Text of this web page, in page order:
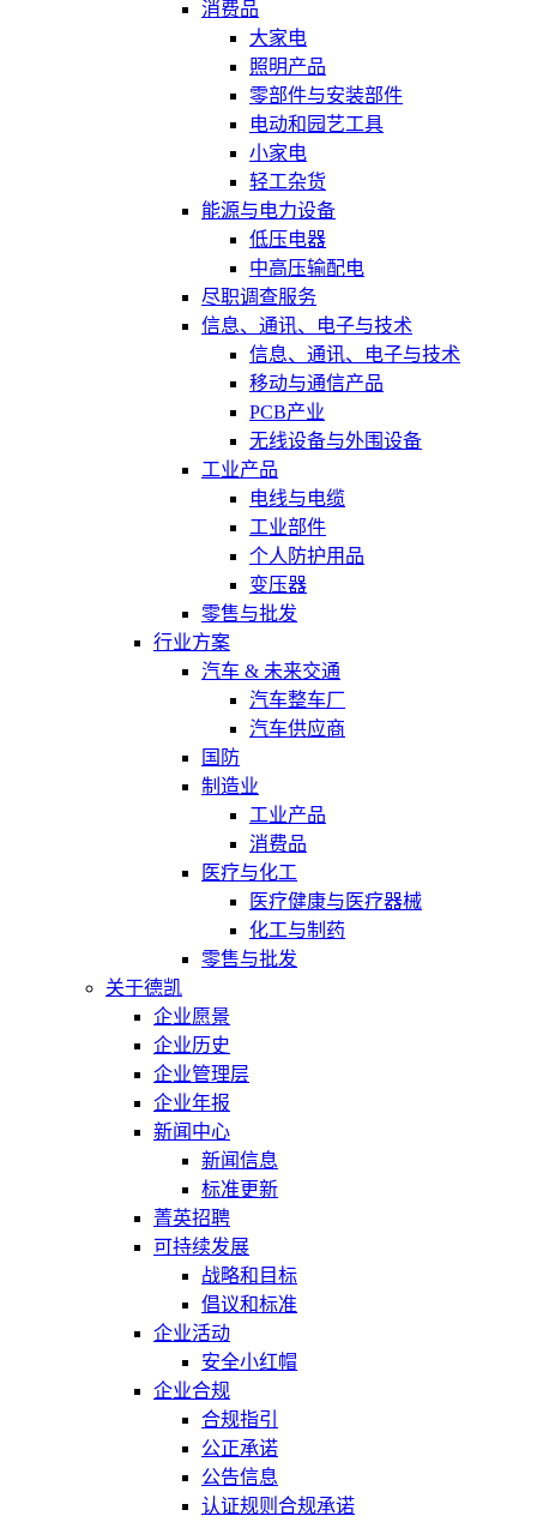
消费品
大家电
照明产品
零部件与安装部件
电动和园艺工具
小家电
轻工杂货
能源与电力设备
低压电器
中高压输配电
尽职调查服务
信息、通讯、电子与技术
信息、通讯、电子与技术
移动与通信产品
PCB产业
无线设备与外围设备
工业产品
电线与电缆
工业部件
个人防护用品
变压器
零售与批发
行业方案
汽车 & 未来交通
汽车整车厂
汽车供应商
国防
制造业
工业产品
消费品
医疗与化工
医疗健康与医疗器械
化工与制药
零售与批发
关于德凯
企业愿景
企业历史
企业管理层
企业年报
新闻中心
新闻信息
标准更新
菁英招聘
可持续发展
战略和目标
倡议和标准
企业活动
安全小红帽
企业合规
合规指引
公正承诺
公告信息
认证规则合规承诺